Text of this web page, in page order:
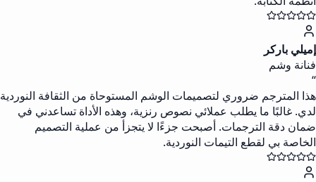
إميلي باركر
فنانة وشم
“
هذا المترجم ضروري لتصميمات الوشم المستوحاة من الثقافة النوردية
لدي. غالبًا ما يطلب عملائي نصوص رنزية، وهذه الأداة تساعدني في
ضمان دقة الترجمات. أصبحت جزءًا لا يتجزأ من عملية التصميم
الخاصة بي لقطع التيمات النوردية.